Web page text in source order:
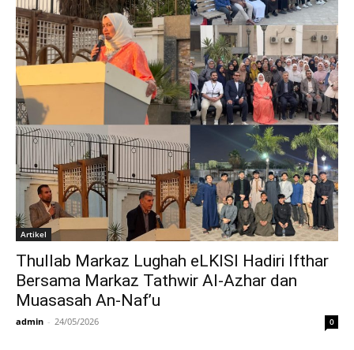
Artikel
Thullab Markaz Lughah eLKISI Hadiri Ifthar
Bersama Markaz Tathwir Al-Azhar dan
Muasasah An-Naf’u
admin - 24/05/2026 0